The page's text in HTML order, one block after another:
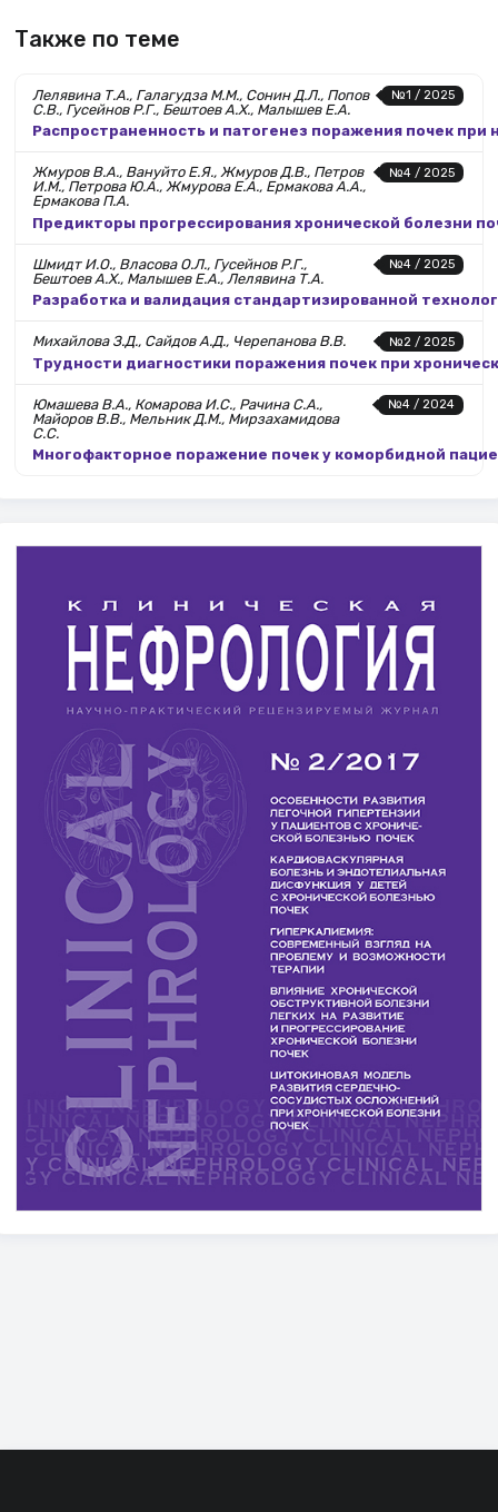
Также по теме
№1 / 2025
Лелявина Т.А., Галагудза М.М., Сонин Д.Л., Попов
С.В., Гусейнов Р.Г., Бештоев А.Х., Малышев Е.А.
Распространенность и патогенез поражения почек
№4 / 2025
Жмуров В.А., Вануйто Е.Я., Жмуров Д.В., Петров
И.М., Петрова Ю.А., Жмурова Е.А., Ермакова А.А.,
Ермакова П.А.
Предикторы прогрессирования хронической болезни
№4 / 2025
Шмидт И.О., Власова О.Л., Гусейнов Р.Г.,
Бештоев А.Х., Малышев Е.А., Лелявина Т.А.
Разработка и валидация стандартизированной
№2 / 2025
Михайлова З.Д., Сайдов А.Д., Черепанова В.В.
Трудности диагностики поражения почек при
№4 / 2024
Юмашева В.А., Комарова И.С., Рачина С.А.,
Майоров В.В., Мельник Д.М., Мирзахамидова
С.С.
Многофакторное поражение почек у коморбидной